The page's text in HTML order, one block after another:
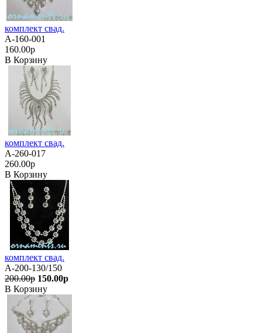
комплект свад.
А-160-001
160.00р
В Корзину
комплект свад.
А-260-017
260.00р
В Корзину
комплект свад.
А-200-130/150
200.00р 150.00р
В Корзину